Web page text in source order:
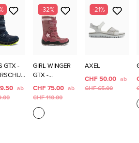
GTX -
ab
-32%
GIRL WINGER
GTX -
WINTERSCHUH
E
CHF 75.00 ab
CHF 110.00
-21%
AXEL
CHF 50.00 ab
CHF 65.00